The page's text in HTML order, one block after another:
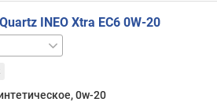
INEO Xtra EC6 0W-20
0w-20